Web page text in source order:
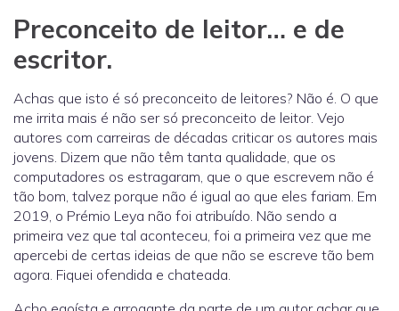
Preconceito de leitor… e de
escritor.
Achas que isto é só preconceito de leitores? Não é. O que
me irrita mais é não ser só preconceito de leitor. Vejo
autores com carreiras de décadas criticar os autores mais
jovens. Dizem que não têm tanta qualidade, que os
computadores os estragaram, que o que escrevem não é
tão bom, talvez porque não é igual ao que eles fariam. Em
2019, o Prémio Leya não foi atribuído. Não sendo a
primeira vez que tal aconteceu, foi a primeira vez que me
apercebi de certas ideias de que não se escreve tão bem
agora. Fiquei ofendida e chateada.